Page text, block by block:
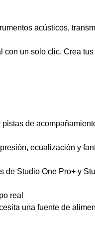
acústicos,
con un solo clic. Crea
de
ecualización y
de Studio One Pro+ y
real
una fuente de